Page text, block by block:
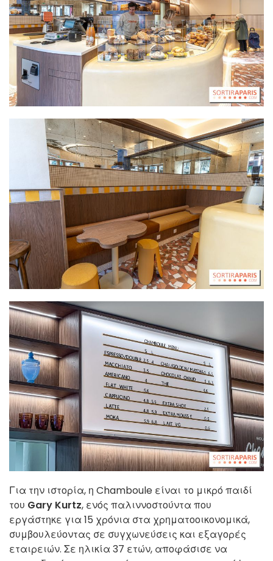
Για την ιστορία, η Chamboule είναι το μικρό παιδί
του Gary Kurtz, ενός παλιννοστούντα που
εργάστηκε για 15 χρόνια στα χρηματοοικονομικά,
συμβουλεύοντας σε συγχωνεύσεις και εξαγορές
εταιρειών. Σε ηλικία 37 ετών, αποφάσισε να